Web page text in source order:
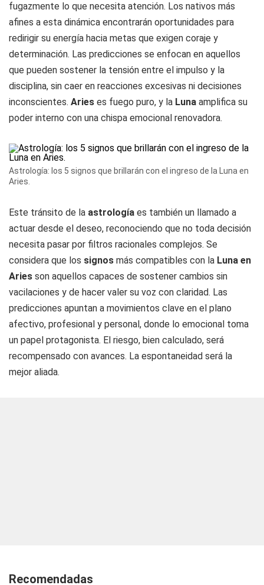
fugazmente lo que necesita atención. Los nativos más
afines a esta dinámica encontrarán oportunidades para
redirigir su energía hacia metas que exigen coraje y
determinación. Las predicciones se enfocan en aquellos
que pueden sostener la tensión entre el impulso y la
disciplina, sin caer en reacciones excesivas ni decisiones
inconscientes. Aries es fuego puro, y la Luna amplifica su
poder interno con una chispa emocional renovadora.
Astrología: los 5 signos que brillarán con el ingreso de la Luna en
Aries.
Este tránsito de la astrología es también un llamado a
actuar desde el deseo, reconociendo que no toda decisión
necesita pasar por filtros racionales complejos. Se
considera que los signos más compatibles con la Luna en
Aries son aquellos capaces de sostener cambios sin
vacilaciones y de hacer valer su voz con claridad. Las
predicciones apuntan a movimientos clave en el plano
afectivo, profesional y personal, donde lo emocional toma
un papel protagonista. El riesgo, bien calculado, será
recompensado con avances. La espontaneidad será la
mejor aliada.
Recomendadas